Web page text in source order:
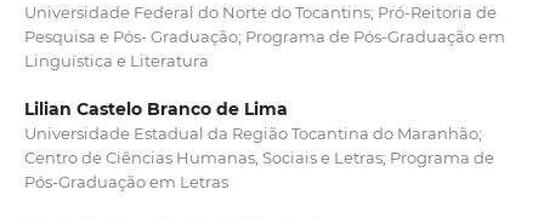
Universidade Federal do Norte do Tocantins; Pró-Reitoria de
Pesquisa e Pós- Graduação; Programa de Pós-Graduação em
Linguística e Literatura
Lilian Castelo Branco de Lima
Universidade Estadual da Região Tocantina do Maranhão;
Centro de Ciências Humanas, Sociais e Letras; Programa de
Pós-Graduação em Letras